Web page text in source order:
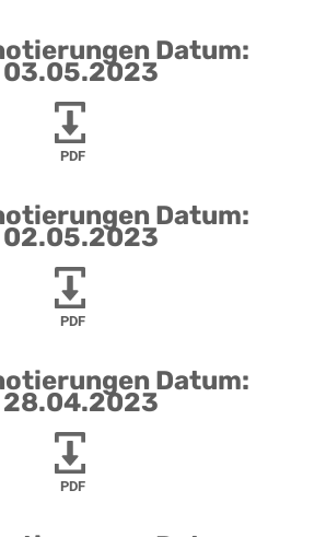
Datum:
03.05.2023
PDF
Datum:
02.05.2023
PDF
Datum:
28.04.2023
PDF